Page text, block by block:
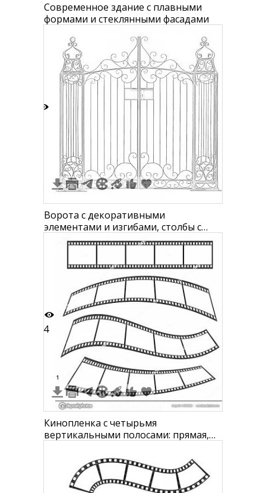
Современное здание с плавными
формами и стеклянными фасадами
Ворота с декоративными
элементами и изгибами, столбы с
шарами наверху, изогнутые линии и
4
1
Кинопленка с четырьмя
вертикальными полосами: прямая,
двойная S-образная